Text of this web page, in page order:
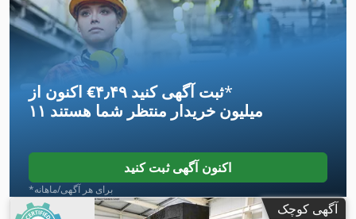
اکنون از ‎€۴٫۴۹ ثبت آگهی کنید*
۱۱ میلیون خریدار منتظر شما هستند
اکنون آگهی ثبت کنید
*برای هر آگهی/ماهانه
آگهی کوچک